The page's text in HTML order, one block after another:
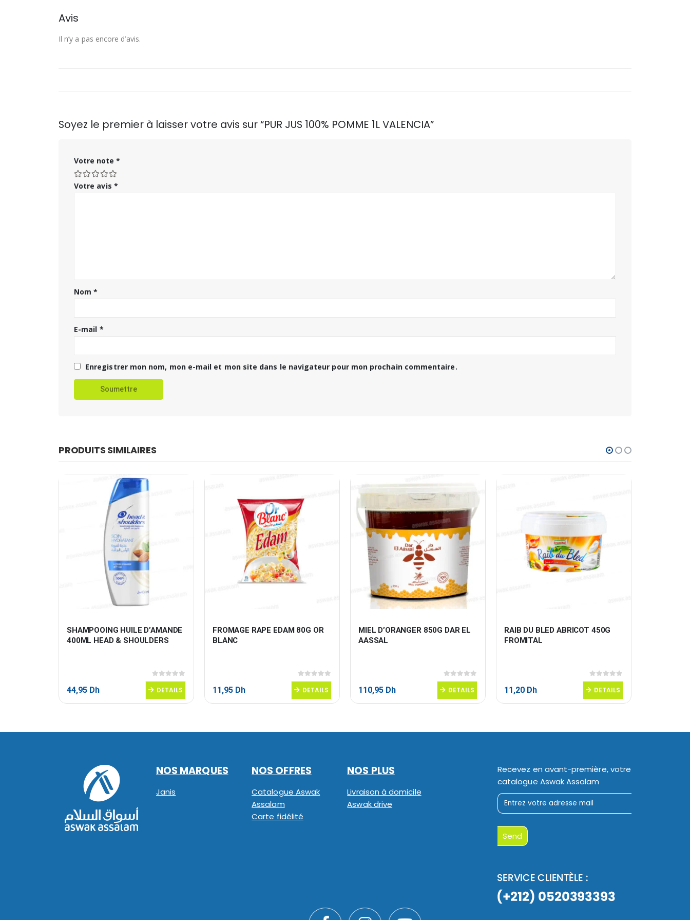
Avis
Il n’y a pas encore d’avis.
Soyez le premier à laisser votre avis sur “PUR JUS 100% POMME 1L VALENCIA”
Votre note *
Votre avis *
Nom*
E-mail *
Enregistrer mon nom, mon e-mail et mon site dans le navigateur pour mon prochain commentaire.
PRODUITS SIMILAIRES
SHAMPOOING HUILE D’AMANDE
400ML HEAD & SHOULDERS
0sur 5
44,95 Dh DETAILS
FROMAGE RAPE EDAM 80G OR
BLANC
0sur 5
11,95 Dh DETAILS
MIEL D’ORANGER 850G DAR EL
AASSAL
0sur 5
110,95 Dh DETAILS
RAIB DU BLED ABRICOT 450G
FROMITAL
0sur 5
11,20 Dh DETAILS
NOS MARQUES
Janis
NOS OFFRES
Catalogue Aswak
Assalam
Carte fidélité
NOS PLUS
Livraison à domicile
Aswak drive
Recevez en avant-première, votre
catalogue Aswak Assalam